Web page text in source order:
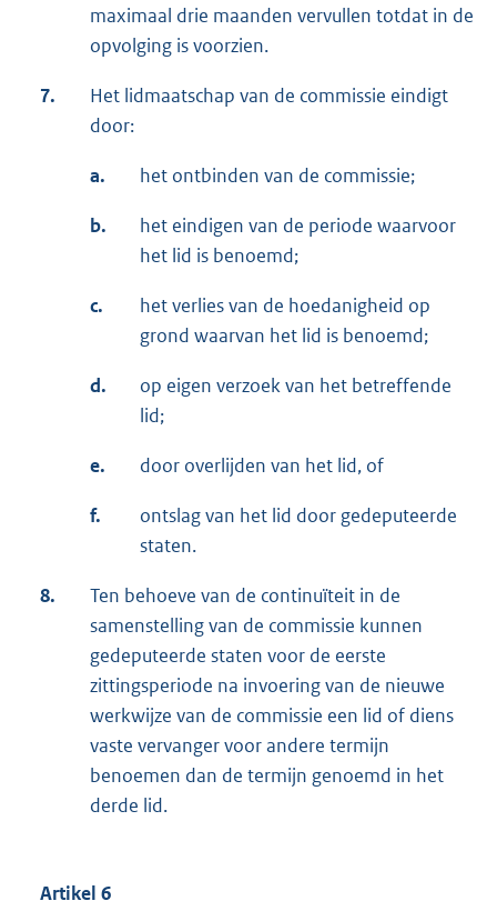
maximaal drie maanden vervullen totdat in de
opvolging is voorzien.
7.
Het lidmaatschap van de commissie eindigt
door:
a. het ontbinden van de commissie;
b.
het eindigen van de periode waarvoor
het lid is benoemd;
c.
het verlies van de hoedanigheid op
grond waarvan het lid is benoemd;
d.
op eigen verzoek van het betreffende
lid;
e. door overlijden van het lid, of
f.
ontslag van het lid door gedeputeerde
staten.
8.
Ten behoeve van de continuïteit in de
samenstelling van de commissie kunnen
gedeputeerde staten voor de eerste
zittingsperiode na invoering van de nieuwe
werkwijze van de commissie een lid of diens
vaste vervanger voor andere termijn
benoemen dan de termijn genoemd in het
derde lid.
Artikel 6